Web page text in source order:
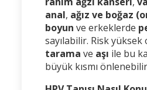
anal, ağız ve boğaz
boyun ve erkeklerde
sayılabilir. Risk yüksek
tarama ve aşı ile bu
büyük kısmı